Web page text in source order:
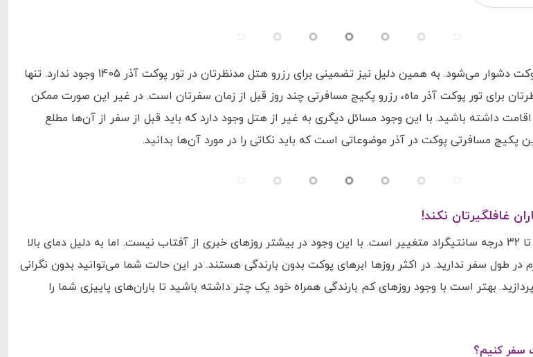
با فرارسیدن آذر، رزرو هتل در پوکت دشوار می‌شود. به همین دلیل نیز تضمینی برای رزرو هتل مدنظرتان در تور پوکت آذر 1405 وجود ندارد. تنها
برای تور پوکت آذر ماه، رزرو پکیج مسافرتی چند روز قبل از زمان سفرتان است. در غیر این صورت ممکن
داشته باشید. با این وجود مسائل دیگری به غیر از هتل وجود دارد که باید قبل از سفر از آن‌ها مطلع
پکیج مسافرتی پوکت در آذر موضوعاتی است که باید نکاتی را در مورد آن‌ها بدانید.
غافلگیرتان نکند!
دمای پوکت در طول ماه بین 23 تا 32 درجه سانتیگراد متغییر است. با این وجود در بیشتر روزهای خبری از آفتاب نیست. اما به دلیل دمای بالا
طول سفر ندارید. در اکثر روزها ابرهای پوکت بدون بارندگی هستند. در این حالت شما می‌توانید بدون نگرانی
بهتر است با وجود روزهای کم بارندگی همراه خود یک چتر داشته باشید تا باران‌های پاییزی شما را
سفر کنیم؟